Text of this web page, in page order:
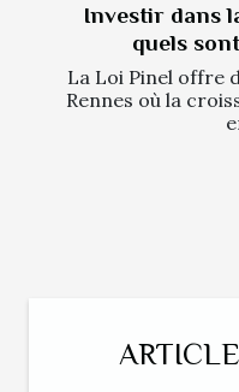
Investir dans
quels
La Loi Pinel offre
Rennes où la